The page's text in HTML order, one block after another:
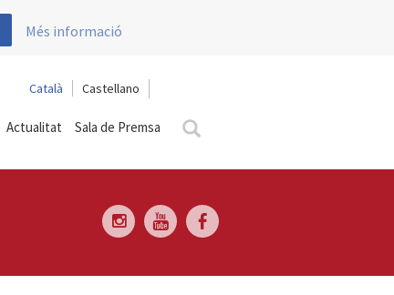
Més informació
Català Castellano
Actualitat Sala de Premsa